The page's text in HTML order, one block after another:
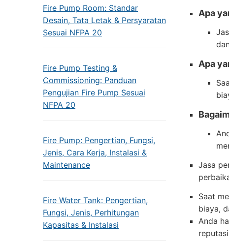
Fire Pump Room: Standar
Desain, Tata Letak & Persyaratan
Sesuai NFPA 20
Fire Pump Testing &
Commissioning: Panduan
Pengujian Fire Pump Sesuai
NFPA 20
Fire Pump: Pengertian, Fungsi,
Jenis, Cara Kerja, Instalasi &
Maintenance
Fire Water Tank: Pengertian,
Fungsi, Jenis, Perhitungan
Kapasitas & Instalasi
Apa
Apa
Jasa
Saat
biaya,
Anda